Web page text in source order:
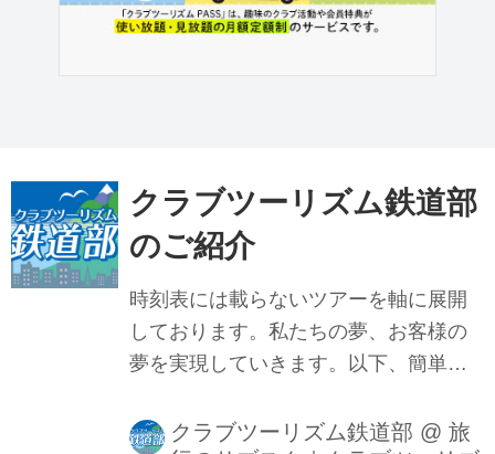
クラブツーリズム鉄道部
のご紹介
時刻表には載らないツアーを軸に展開
しております。私たちの夢、お客様の
夢を実現していきます。以下、簡単で
させて頂きます。
クラブツーリズム鉄道部 @ 旅